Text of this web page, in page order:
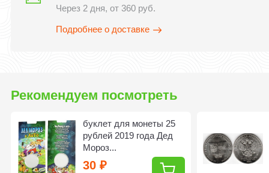
Через 2 дня, от 360 руб.
Подробнее о доставке
Рекомендуем посмотреть
буклет для монеты 25
рублей 2019 года Дед
Мороз...
30₽